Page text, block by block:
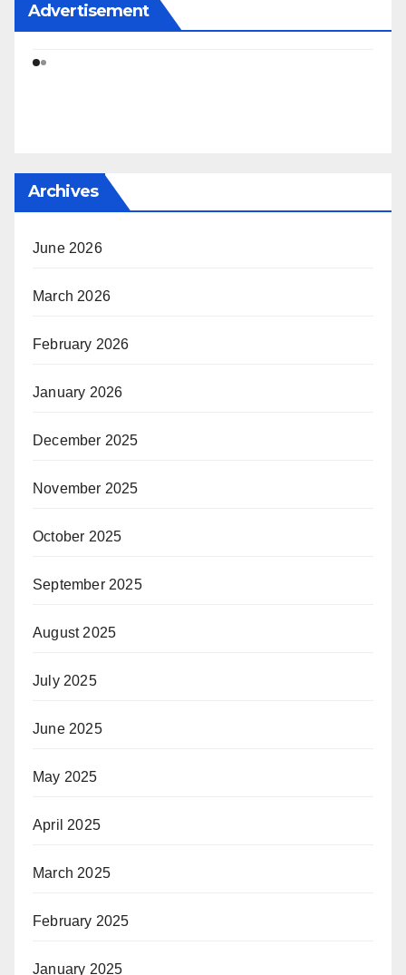
Advertisement
Archives
June 2026
March 2026
February 2026
January 2026
December 2025
November 2025
October 2025
September 2025
August 2025
July 2025
June 2025
May 2025
April 2025
March 2025
February 2025
January 2025